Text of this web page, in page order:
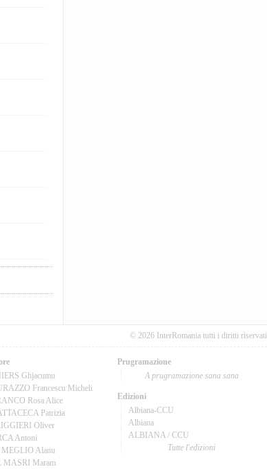
© 2026 InterRomania tutti i diritti riservati
Ghjacumu
Francescu Micheli
Rosa Alice
Patrizia
Oliver
Antoni
MEGLIO Alanu
MASRI Maram
Prugramazione
A prugramazione sana sana
Edizioni
Albiana-CCU
Albiana
ALBIANA / CCU
Tutte l'edizioni